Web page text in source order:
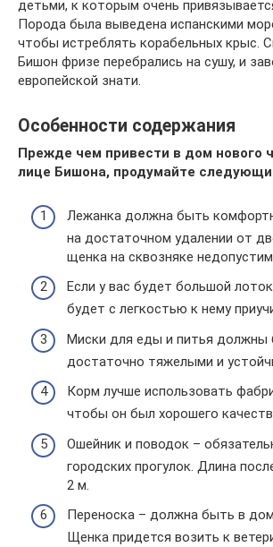
детьми, к которым очень
Порода была выведена испанскими
чтобы истреблять корабельных крыс.
Бишон фризе перебрались на сушу, и
европейской знати.
Особенности содержания
Прежде чем привести в дом нового
лице Бишона, продумайте
Лежанка должна быть
на достаточном удалении от
щенка на сквозняке
Если у вас будет большой
будет с легкостью к нему
Миски для еды и питья должны
достаточно тяжелыми и
Корм лучше использовать
чтобы он был хорошего
Ошейник и поводок –
городских прогулок. Длина
2 м.
Переноска – должна быть в
Щенка придется возить к